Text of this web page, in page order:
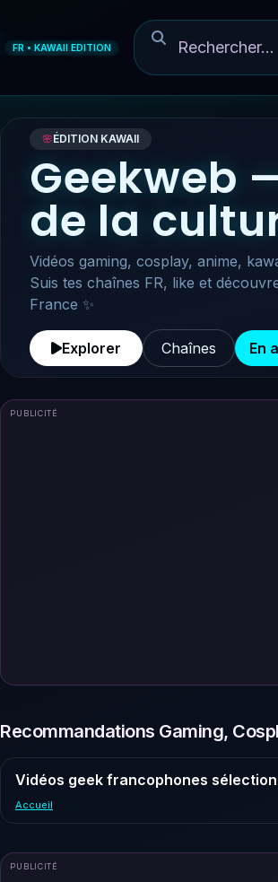
FR • KAWAII EDITION
🌸ÉDITION KAWAII
Geekweb
de la
Vidéos gaming, cosplay, anime,
Suis tes chaînes FR, like et
France ✨
Explorer Chaînes En
PUBLICITÉ
Recommandations Gaming,
Vidéos geek francophones
Accueil
PUBLICITÉ